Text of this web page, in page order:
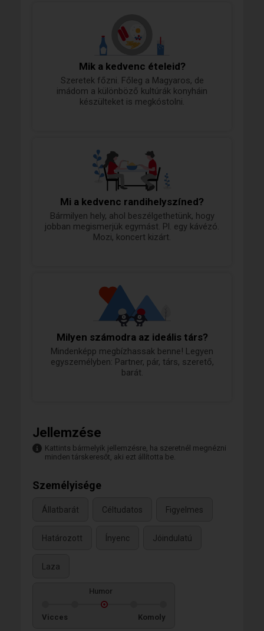
Mik a kedvenc ételeid?
Szeretek főzni. Főleg a Magyaros, de
imádom a különböző kultúrák konyháin
készülteket is megkóstolni.
Mi a kedvenc randihelyszíned?
Bármilyen hely, ahol beszélgethetünk, hogy
jobban megismerjük egymást. Pl. egy kávézó.
Mozi, koncert kizárt.
Milyen számodra az ideális társ?
Mindenképp megbízhassak benne! Legyen
egyszemélyben: Partner, pár, társ, szerető,
barát.
Jellemzése
Kattints bármelyik jellemzésre, ha szeretnél megnézni
minden társkeresőt, aki ezt állította be.
Személyisége
Állatbarát Céltudatos Figyelmes
Határozott Ínyenc Jóindulatú
Laza
Humor
Vicces Komoly